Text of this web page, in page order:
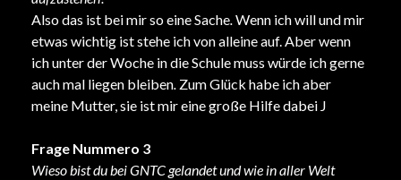
Also das ist bei mir so eine Sache.​​Wenn ich will und mir
etwas wichtig ist stehe ich von alleine auf. Aber wenn
ich unter der Woche in die Schule muss würde ich gerne
auch mal liegen bleiben. Zum Glück habe ich aber
meine Mutter, sie ist mir eine große Hilfe dabei J
Frage Nummero 3
Wieso bist du bei GNTC gelandet und wie in aller Welt